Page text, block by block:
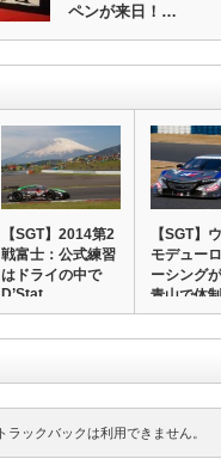
ペンが来日！…
【SGT】2014第2
戦富士：公式練習
はドライの中で
D’Stat…
【SGT】
モデュー
ーシング
青山で体
トラックバックは利用できません。